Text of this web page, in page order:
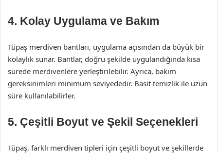
4. Kolay Uygulama ve Bakım
Tüpaş merdiven bantları, uygulama açısından da büyük bir
kolaylık sunar. Bantlar, doğru şekilde uygulandığında kısa
sürede merdivenlere yerleştirilebilir. Ayrıca, bakım
gereksinimleri minimum seviyededir. Basit temizlik ile uzun
süre kullanılabilirler.
5. Çeşitli Boyut ve Şekil Seçenekleri
Tüpaş, farklı merdiven tipleri için çeşitli boyut ve şekillerde